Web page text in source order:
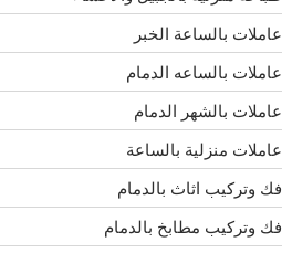
عاملات بالساعة الخبر
عاملات بالساعه الدمام
عاملات بالشهر الدمام
عاملات منزلية بالساعة
فك وتركيب اثاث بالدمام
فك وتركيب مطابخ بالدمام